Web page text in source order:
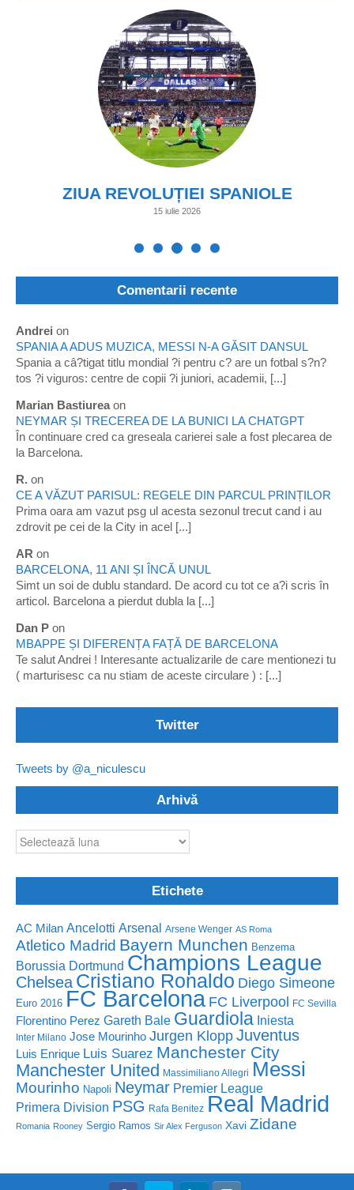
ZIUA REVOLUȚIEI SPANIOLE
15 iulie 2026
Comentarii recente
Andrei on
SPANIA A ADUS MUZICA, MESSI N-A GĂSIT DANSUL
Spania a câ?tigat titlu mondial ?i pentru c? are un fotbal s?n?
tos ?i viguros: centre de copii ?i juniori, academii, [...]
Marian Bastiurea on
NEYMAR ȘI TRECEREA DE LA BUNICI LA CHATGPT
În continuare cred ca greseala carierei sale a fost plecarea de
la Barcelona.
R. on
CE A VĂZUT PARISUL: REGELE DIN PARCUL PRINȚILOR
Prima oara am vazut psg ul acesta sezonul trecut cand i au
zdrovit pe cei de la City in acel [...]
AR on
BARCELONA, 11 ANI ȘI ÎNCĂ UNUL
Simt un soi de dublu standard. De acord cu tot ce a?i scris în
articol. Barcelona a pierdut dubla la [...]
Dan P on
MBAPPE ȘI DIFERENȚA FAȚĂ DE BARCELONA
Te salut Andrei ! Interesante actualizarile de care mentionezi tu
( marturisesc ca nu stiam de aceste circulare ) : [...]
Twitter
Tweets by @a_niculescu
Arhivă
Arhivă
Etichete
AC Milan Ancelotti Arsenal Arsene Wenger AS Roma
Atletico Madrid Bayern Munchen Benzema
Borussia Dortmund Champions League
Chelsea Cristiano Ronaldo Diego Simeone
Euro 2016 FC Barcelona FC Liverpool FC Sevilla
Florentino Perez Gareth Bale Guardiola Iniesta
Inter Milano Jose Mourinho Jurgen Klopp Juventus
Luis Enrique Luis Suarez Manchester City
Manchester United Massimiliano Allegri Messi
Mourinho Napoli Neymar Premier League
Primera Division PSG Rafa Benitez Real Madrid
Romania Rooney Sergio Ramos Sir Alex Ferguson Xavi Zidane